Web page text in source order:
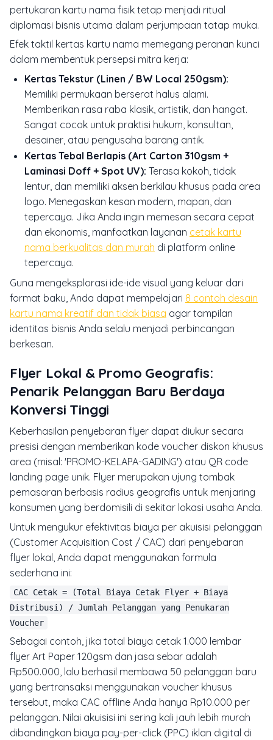
pertukaran kartu nama fisik tetap menjadi ritual
diplomasi bisnis utama dalam perjumpaan tatap muka.
Efek taktil kertas kartu nama memegang peranan kunci
dalam membentuk persepsi mitra kerja:
Kertas Tekstur (Linen / BW Local 250gsm):
Memiliki permukaan berserat halus alami.
Memberikan rasa raba klasik, artistik, dan hangat.
Sangat cocok untuk praktisi hukum, konsultan,
desainer, atau pengusaha barang antik.
Kertas Tebal Berlapis (Art Carton 310gsm +
Laminasi Doff + Spot UV): Terasa kokoh, tidak
lentur, dan memiliki aksen berkilau khusus pada area
logo. Menegaskan kesan modern, mapan, dan
tepercaya. Jika Anda ingin memesan secara cepat
dan ekonomis, manfaatkan layanan cetak kartu
nama berkualitas dan murah di platform online
tepercaya.
Guna mengeksplorasi ide-ide visual yang keluar dari
format baku, Anda dapat mempelajari 8 contoh desain
kartu nama kreatif dan tidak biasa agar tampilan
identitas bisnis Anda selalu menjadi perbincangan
berkesan.
Flyer Lokal & Promo Geografis:
Penarik Pelanggan Baru Berdaya
Konversi Tinggi
Keberhasilan penyebaran flyer dapat diukur secara
presisi dengan memberikan kode voucher diskon khusus
area (misal: 'PROMO-KELAPA-GADING') atau QR code
landing page unik. Flyer merupakan ujung tombak
pemasaran berbasis radius geografis untuk menjaring
konsumen yang berdomisili di sekitar lokasi usaha Anda.
Untuk mengukur efektivitas biaya per akuisisi pelanggan
(Customer Acquisition Cost / CAC) dari penyebaran
flyer lokal, Anda dapat menggunakan formula
sederhana ini:
CAC Cetak = (Total Biaya Cetak Flyer + Biaya
Distribusi) / Jumlah Pelanggan yang Penukaran
Voucher
Sebagai contoh, jika total biaya cetak 1.000 lembar
flyer Art Paper 120gsm dan jasa sebar adalah
Rp500.000, lalu berhasil membawa 50 pelanggan baru
yang bertransaksi menggunakan voucher khusus
tersebut, maka CAC offline Anda hanya Rp10.000 per
pelanggan. Nilai akuisisi ini sering kali jauh lebih murah
dibandingkan biaya pay-per-click (PPC) iklan digital di